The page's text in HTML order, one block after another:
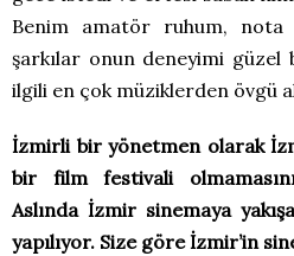
Benim amatör ruhum, nota
şarkılar onun deneyimi
ilgili en çok müziklerden övgü
İzmirli bir yönetmen olarak
bir film festivali
Aslında İzmir sinemaya
yapılıyor. Size göre İzmir’in